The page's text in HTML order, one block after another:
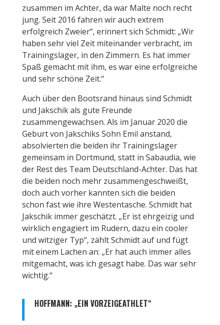
zusammen im Achter, da war Malte noch recht
jung. Seit 2016 fahren wir auch extrem
erfolgreich Zweier“, erinnert sich Schmidt: „Wir
haben sehr viel Zeit miteinander verbracht, im
Trainingslager, in den Zimmern. Es hat immer
Spaß gemacht mit ihm, es war eine erfolgreiche
und sehr schöne Zeit.“
Auch über den Bootsrand hinaus sind Schmidt
und Jakschik als gute Freunde
zusammengewachsen. Als im Januar 2020 die
Geburt von Jakschiks Sohn Emil anstand,
absolvierten die beiden ihr Trainingslager
gemeinsam in Dortmund, statt in Sabaudia, wie
der Rest des Team Deutschland-Achter. Das hat
die beiden noch mehr zusammengeschweißt,
doch auch vorher kannten sich die beiden
schon fast wie ihre Westentasche. Schmidt hat
Jakschik immer geschätzt. „Er ist ehrgeizig und
wirklich engagiert im Rudern, dazu ein cooler
und witziger Typ“, zählt Schmidt auf und fügt
mit einem Lachen an: „Er hat auch immer alles
mitgemacht, was ich gesagt habe. Das war sehr
wichtig.“
HOFFMANN: „EIN VORZEIGEATHLET“